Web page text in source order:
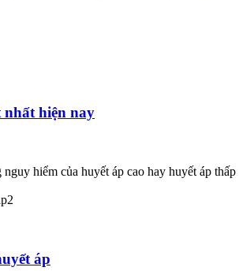
nhất hiện nay
hiểm của huyết áp cao hay huyết áp
áp